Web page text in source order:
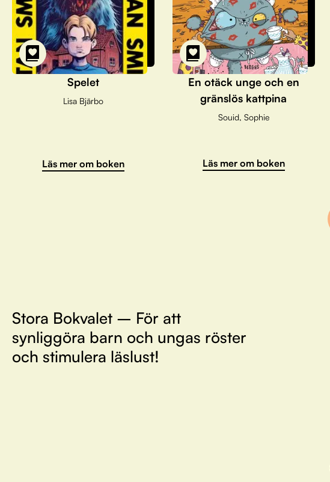
Spelet
Lisa Bjärbo
Läs mer om boken
En otäck unge och en
gränslös kattpina
Souid, Sophie
Läs mer om boken
Stora Bokvalet – För att
synliggöra barn och ungas röster
och stimulera läslust!